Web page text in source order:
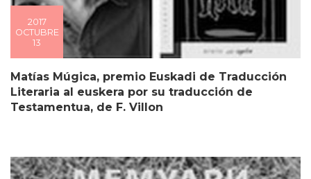
2017
OCTUBRE
13
Matías Múgica, premio Euskadi de Traducción
Literaria al euskera por su traducción de
Testamentua, de F. Villon